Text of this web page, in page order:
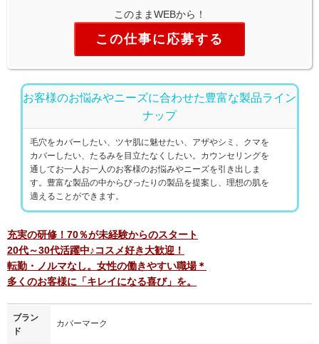
このままWEBから！
この仕事に応募する
お客様のお悩みやニーズに合わせた豊富な製品ライン
ナップ
毛穴をカバーしたい、ツヤ肌に魅せたい、アザやシミ、クマを
カバーしたい、たるみを目立たなくしたい。カウンセリングを
通してお一人お一人のお客様のお悩みやニーズを引き出しま
す。豊富な製品の中からぴったりの製品を提案し、理想の肌を
適えることができます。
充実の研修！70％が未経験からのスタート
20代～30代活躍中♪コスメ好き大歓迎！
転勤・ノルマなし。女性の働きやすい職場＊
多くのお客様に「キレイになる喜び」を。
ブラン
ド
カバーマーク